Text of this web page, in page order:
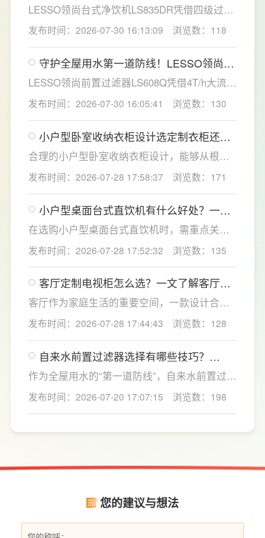
LESSO领尚台式净饮机LS835DR凭借四级过滤
系统与稀土厚膜即热技术，为家庭直饮水场景
提供了一套兼具净化效率与使用灵活性的解决
方案。
发布时间：2026-07-30 16:13:09 浏览数：118
守护全屋用水第一道防线！LESSO领尚前
置过滤器重塑家庭净水新标准
LESSO领尚前置过滤器LS608Q凭借4T/h大流
量、40微米高效精滤、创新虹吸反冲洗技术及
智能水压监控四大核心优势，为家庭用水安全
提供了全方位的解决方案。
发布时间：2026-07-30 16:05:41 浏览数：130
小户型卧室收纳衣柜设计选定制衣柜还是
成品衣柜好？要注意什么？
合理的小户型卧室收纳衣柜设计，能够从根源
解决小户型卧室收纳难题，提升居家舒适感。
LESSO领尚深耕人居空间规划，针对小户型痛
点优化衣柜收纳结构，兼顾空间利用、环保品
质与全屋美学统一，打造实用美观的卧室收纳
方案，为小户型家庭打造整洁通透的休憩空
发布时间：2026-07-28 17:58:37 浏览数：171
小户型桌面台式直饮机有什么好处？一文
了解台式直饮机选购全攻略
在选购小户型桌面台式直饮机时，需重点关注
过滤能力、节水性能、智能体验与安全配置，
更能适配小户型高频日常使用。首先优先选择
高精度过滤系统，搭载成熟反渗透技术的设
备，能够深度净化水质，有效滤除水中重金
属、残留杂质与有害微生物，从源头保障饮水
发布时间：2026-07-28 17:52:32 浏览数：135
客厅定制电视柜怎么选？一文了解客厅定
制电视柜的尺寸布局设计
客厅作为家庭生活的重要空间，一款设计合理
的客厅定制电视柜不仅能够提升家居颜值，更
能让日常收纳和使用更加便捷。LESSO领尚深
耕整家定制领域，围绕不同户型和家庭需求，
提供客厅定制电视柜及一站式整家解决方案，
从设计、选材到功能规划进行科学布局，兼顾
有品质的理想家居生活。
发布时间：2026-07-28 17:44:43 浏览数：128
自来水前置过滤器选择有哪些技巧？
LESSO领尚提供一站式净水方案
作为全屋用水的“第一道防线”，自来水前置过滤
器能够有效拦截自来水中的泥沙、铁锈、红虫
等大颗粒杂质，不仅能提升日常用水的洁净
度，还能为后端净水设备及涉水家电提供保
护。LESSO领尚前置过滤器 LS801Q（升级
发布时间：2026-07-20 17:07:15 浏览数：198
您的建议与想法